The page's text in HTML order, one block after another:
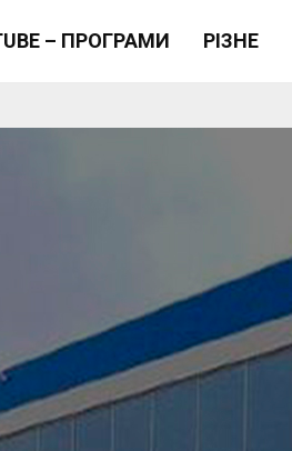
– ПРОГРАМИ РІЗНЕ